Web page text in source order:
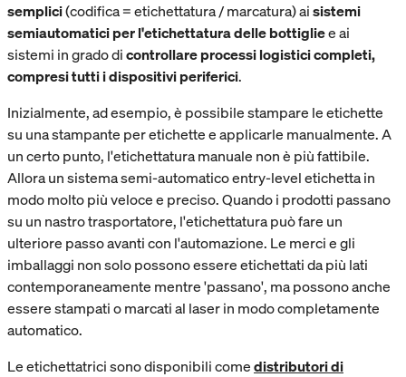
semplici(codifica = etichettatura / marcatura) aisistemi
semiautomatici per l'etichettatura delle bottigliee ai
sistemi in grado dicontrollare processi logistici completi,
compresi tutti i dispositivi periferici.
Inizialmente, ad esempio, è possibile stampare le etichette
su una stampante per etichette e applicarle manualmente. A
un certo punto, l'etichettatura manuale non è più fattibile.
Allora un sistema semi-automatico entry-level etichetta in
modo molto più veloce e preciso. Quando i prodotti passano
su un nastro trasportatore, l'etichettatura può fare un
ulteriore passo avanti con l'automazione. Le merci e gli
imballaggi non solo possono essere etichettati da più lati
contemporaneamente mentre 'passano', ma possono anche
essere stampati o marcati al laser in modo completamente
automatico.
Le etichettatrici sono disponibili comedistributori di